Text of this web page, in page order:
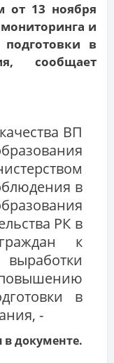
от 13 ноября
и
подготовки в
сообщает
ВП
в
РК в
к
в
-
в документе.